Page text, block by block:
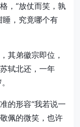
，“放仗而笑，孰
睡，究竟哪个有
其弟徽宗即位，
轼北还，一年
的形容“我若说一
佩的微笑，也许